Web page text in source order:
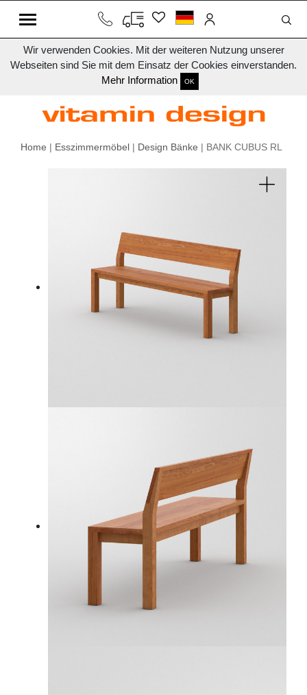
Wir verwenden Cookies. Mit der weiteren Nutzung unserer
Webseiten sind Sie mit dem Einsatz der Cookies einverstanden.
Mehr Information
OK
Home | Esszimmermöbel | Design Bänke | BANK CUBUS RL